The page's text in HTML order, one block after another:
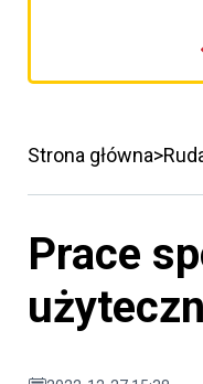
porzpedniego
Strona główna
Prace